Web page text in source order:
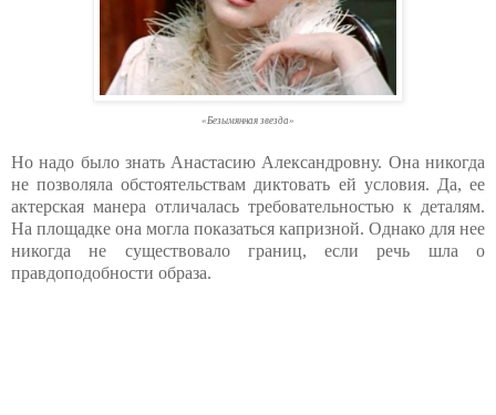
«Безымянная звезда»
Но надо было знать Анастасию Александровну. Она никогда
не позволяла обстоятельствам диктовать ей условия. Да, ее
актерская манера отличалась требовательностью к деталям.
На площадке она могла показаться капризной. Однако для нее
никогда не существовало границ, если речь шла о
правдоподобности образа.